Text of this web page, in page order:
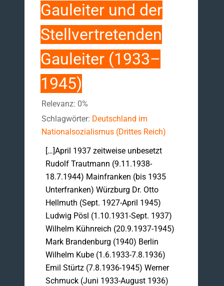
Gauleiter und der
Stellvertretenden
Gauleiter (1933–
1945)
Relevanz: 0%
Schlagwörter: Deutschland im
Nationalsozialismus (Drittes Reich)
[…]April 1937 zeitweise unbesetzt
Rudolf Trautmann (9.11.1938-
18.7.1944) Mainfranken (bis 1935
Unterfranken) Würzburg Dr. Otto
Hellmuth (Sept. 1927-April 1945)
Ludwig Pösl (1.10.1931-Sept. 1937)
Wilhelm Kühnreich (20.9.1937-1945)
Mark Brandenburg (1940) Berlin
Wilhelm Kube (1.6.1933-7.8.1936)
Emil Stürtz (7.8.1936-1945) Werner
Schmuck (Juni 1933-August 1936)